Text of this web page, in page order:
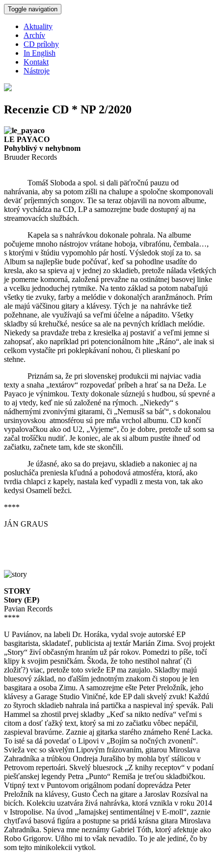
Skočiť na hlavný obsah
Toggle navigation
Aktuality
Archív
CD prílohy
In English
Kontakt
Nástroje
Recenzie CD * NP 2/2020
LE PAYACO
Pohyblivý v nehybnom
Bruuder Records
Tomáš Sloboda a spol. si dali päťročnú pauzu od
nahrávania, aby sa potom zišli na chalupe a spoločne skomponovali
deväť príjemných songov. Tie sa teraz objavili na novom albume,
ktorý vychádza na CD, LP a samozrejme bude dostupný aj na
streamovacích službách.
Kapela sa s nahrávkou dokonale pohrala. Na albume
počujeme mnoho nástrojov vrátane hoboja, vibrafónu, čembala…,
s ktorými v štúdiu vypomohlo pár hostí. Výsledok stojí za to. sa
Album sa najlepšie bude počúvať, keď sa pohodlne usadíte do
kresla, ako sa spieva aj v jednej zo skladieb, pretože nálada všetkých
je pomerne komorná, založená prevažne na ostinátnej basovej linke
a vcelku jednoduchej rytmike. Na tento základ sa potom nabaľujú
všetky tie zvuky, farby a melódie v dokonalých aranžmánoch. Prím
ale majú väčšinou gitary a klávesy. Tých je na nahrávke tiež
požehnane, ale využívajú sa veľmi účelne a nápadito. Všetky
skladby sú krehučké, nesúce sa ale na pevných krídlach melódie.
Niekedy sa pravdaže treba z kresielka aj postaviť a veľmi jemne si
zahopsať, ako napríklad pri potencionálnom hite „Ráno“, ale inak si
celkom vystačíte pri poklepkávaní nohou, či plieskaní po
stehne.
Priznám sa, že pri slovenskej produkcii mi najviac vadia
texty a snaha „textárov“ rozpovedať príbeh a hrať sa na Deža. Le
Payaco je výnimkou. Texty dokonale súznejú s hudbou, sú spevné a
to aj vtedy, keď nie sú založené na rýmoch. „Niekedy“ s
nádhernými zvonivými gitarami, či „Nemusíš sa báť“, s dokonalou
ursinyovskou atmosférou sú pre mňa vrchol albumu. CD končí
vypalovačkou ako od U2, „Vyjeme“, čo je dobre, pretože už som sa
začal trošíčku nudiť. Je koniec, ale ak si album pustíte ihneď od
začiatku, začnete tam, kde ste skončili.
Je úžasné, ako sa do prejavu, skladieb a nakoniec aj na
poslucháča preniesla kľudná a pohodová atmosféra, ktorá, ako
tvrdia chlapci z kapely, nastala keď vypadli z mesta von, tak ako
kedysi Osamelí bežci.
****
JÁN GRAUS
STORY
Story (EP)
Pavian Records
****
U Paviánov, na labeli Dr. Horáka, vydal svoje autorské EP
basgitarista, skladateľ, publicista aj textár Marián Zima. Svoj projekt
„Story“ živí občasným hraním už pár rokov. Pomedzi to píše, točí
klipy k svojim pesničkám. Škoda, že toho nestihol nahrať (či
zložiť?) viac, pretože toto svieže EP ma zaujalo. Skladby majú
bluesový základ, no ďalším jednotným znakom či stopou je len
basgitara a osoba Zimu. A samozrejme ešte Peter Preložník, jeho
klávesy a Garage Studio Viničné, kde EP dali skvelý zvuk! Každú
zo štyroch skladieb nahrala iná partička a naspieval iný spevák. Pali
Hammel sa zhostil prvej skladby „Keď sa nikto nedíva“ veľmi s
citom a dosť ťažký text, ktorý sa mi zo začiatku vôbec nepáčil,
zaspieval bravúrne. Zaznie aj gitarka starého známeho René Lacka.
To isté sa dá povedať o Lipovi v „Bojím sa nočných zvonení“.
Svieža vec so skvelým Lipovým frázovaním, gitarou Miroslava
Zahradníka a trúbkou Ondreja Jurašiho by mohla byť stálicou v
Petrovom repertoári. Skvelý bluesrock „Z knihy receptov“ v podaní
piešťanskej legendy Petra „Punto“ Remiša je treťou skladbičkou.
Vtipný text v Puntovom origálnom podaní doprevádza Peter
Preložník na klávesy, Gusto Čech na gitare a Jaroslav Rozsíval na
bicích. Kolekciu uzatvára živá nahrávka, ktorá vznikla v roku 2014
v Istropolise. Na úvod „Jamajskej sentimentálnej v E-moll“, zaznie
chytľavá basová figúra a postupne sa pridá krásna gitara Miroslava
Zahradníka. Spieva mne neznámy Gabriel Tóth, ktorý afektuje ako
Robo Grigorov. Uňho mi to však nevadilo. To je ale jediné, čo by
som tejto minikolekcii vytkol.